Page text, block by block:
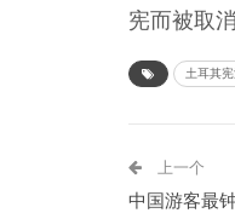
宪而被取
土耳其
上一个
中国游客最